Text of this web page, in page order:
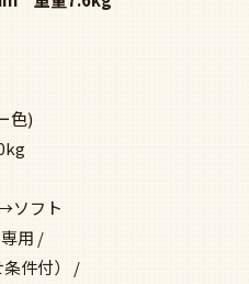
色)
ソフト
用 /
件付） /